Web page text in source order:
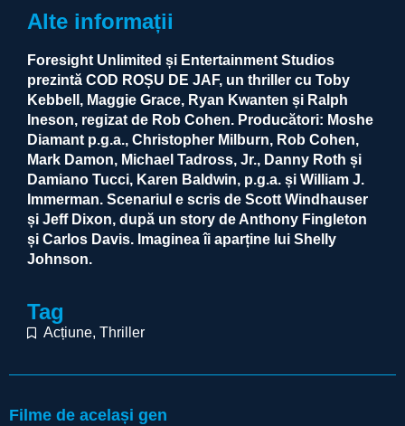
Alte informații
Foresight Unlimited și Entertainment Studios
prezintă COD ROȘU DE JAF, un thriller cu Toby
Kebbell, Maggie Grace, Ryan Kwanten și Ralph
Ineson, regizat de Rob Cohen. Producători: Moshe
Diamant p.g.a., Christopher Milburn, Rob Cohen,
Mark Damon, Michael Tadross, Jr., Danny Roth și
Damiano Tucci, Karen Baldwin, p.g.a. și William J.
Immerman. Scenariul e scris de Scott Windhauser
și Jeff Dixon, după un story de Anthony Fingleton
și Carlos Davis. Imaginea îi aparține lui Shelly
Johnson.
Tag
Acțiune, Thriller
Filme de același gen